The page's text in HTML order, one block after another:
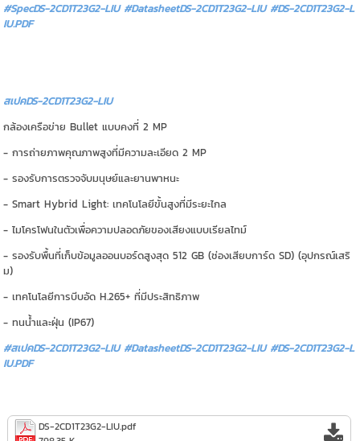
#SpecDS-2CD1T23G2-LIU #DatasheetDS-2CD1T23G2-LIU #DS-2CD1T23G2-L
IU.PDF
สเปคDS-2CD1T23G2-LIU
กล้องเครือข่าย Bullet แบบคงที่ 2 MP
- การถ่ายภาพคุณภาพสูงที่มีความละเอียด 2 MP
- รองรับการตรวจจับมนุษย์และยานพาหนะ
- Smart Hybrid Light: เทคโนโลยีขั้นสูงที่มีระยะไกล
- ไมโครโฟนในตัวเพื่อความปลอดภัยของเสียงแบบเรียลไทม์
- รองรับพื้นที่เก็บข้อมูลออนบอร์ดสูงสุด 512 GB (ช่องเสียบการ์ด SD) (อุปกรณ์เสริ
ม)
- เทคโนโลยีการบีบอัด H.265+ ที่มีประสิทธิภาพ
- ทนน้ำและฝุ่น (IP67)
#สเปคDS-2CD1T23G2-LIU #DatasheetDS-2CD1T23G2-LIU #DS-2CD1T23G2-L
IU.PDF
DS-2CD1T23G2-LIU.pdf